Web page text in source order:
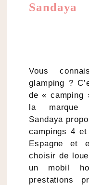
Sandaya
Vous
glamping ?
de « camping
la marque
Sandaya
campings 4
Espagne et
choisir de
un mobil
prestations